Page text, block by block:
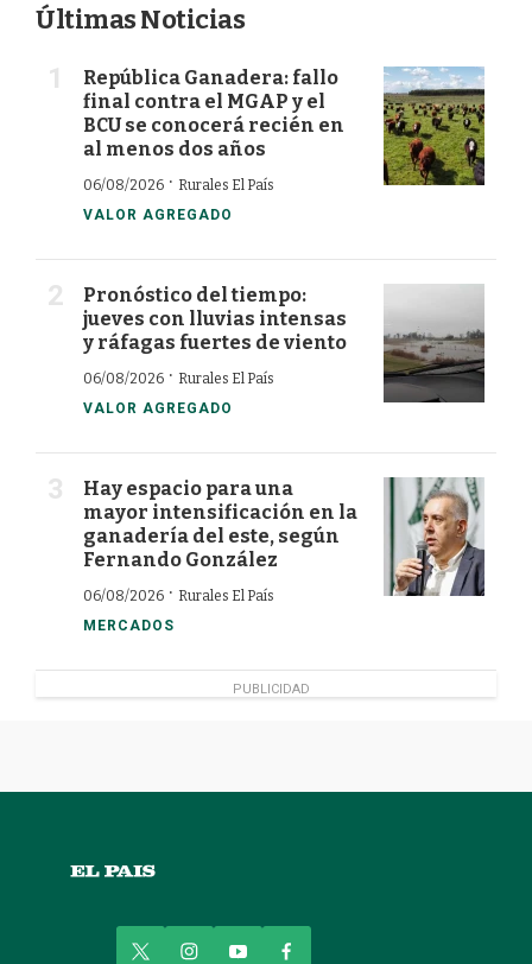
Últimas Noticias
República Ganadera: fallo
final contra el MGAP y el
BCU se conocerá recién en
al menos dos años
06/08/2026 · Rurales El País
VALOR AGREGADO
Pronóstico del tiempo:
jueves con lluvias intensas
y ráfagas fuertes de viento
06/08/2026 · Rurales El País
VALOR AGREGADO
Hay espacio para una
mayor intensificación en la
ganadería del este, según
Fernando González
06/08/2026 · Rurales El País
MERCADOS
PUBLICIDAD
i
y